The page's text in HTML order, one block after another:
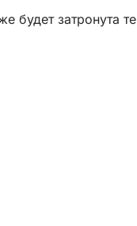
будет затронута